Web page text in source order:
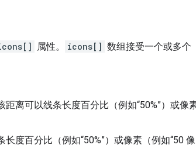
属性。 icons[] 数组接受一个或多个
离可以线条长度百分比（例如“50%”）或像
度百分比（例如“50%”）或像素（例如“50 像